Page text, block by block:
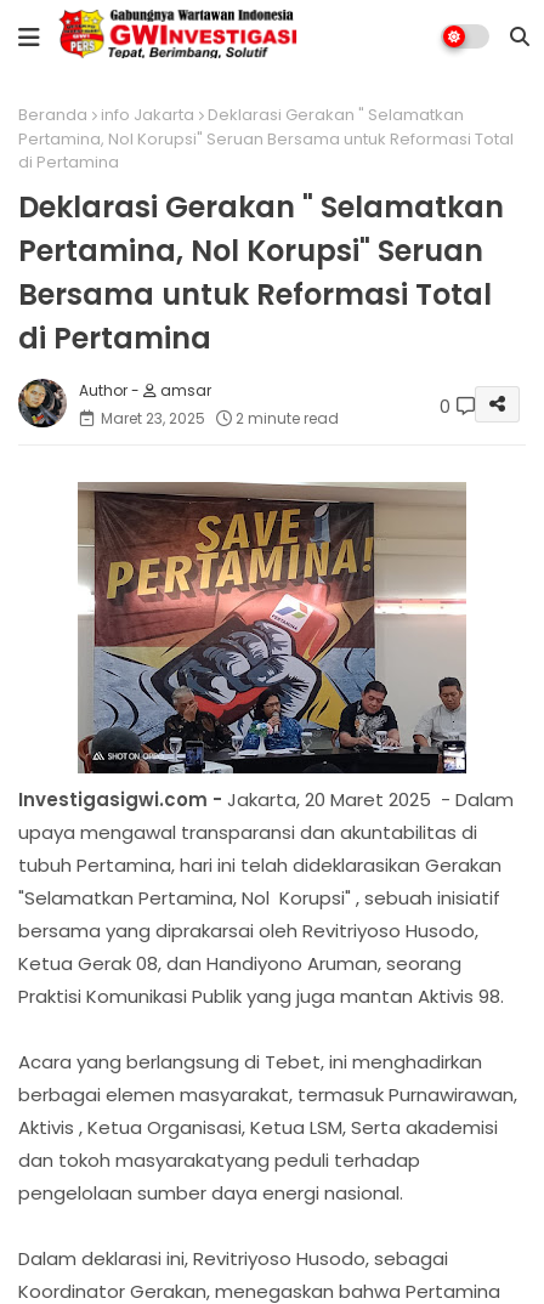
Beranda info Jakarta
Deklarasi Gerakan " Selamatkan
Pertamina, Nol Korupsi" Seruan Bersama untuk Reformasi Total
di Pertamina
Deklarasi Gerakan " Selamatkan
Pertamina, Nol Korupsi" Seruan
Bersama untuk Reformasi Total
di Pertamina
amsar
Maret 23, 2025
2 minute read 0
Investigasigwi.com - Jakarta, 20 Maret 2025 - Dalam
upaya mengawal transparansi dan akuntabilitas di
tubuh Pertamina, hari ini telah dideklarasikan Gerakan
"Selamatkan Pertamina, Nol Korupsi" , sebuah inisiatif
bersama yang diprakarsai oleh Revitriyoso Husodo,
Ketua Gerak 08, dan Handiyono Aruman, seorang
Praktisi Komunikasi Publik yang juga mantan Aktivis 98.
Acara yang berlangsung di Tebet, ini menghadirkan
berbagai elemen masyarakat, termasuk Purnawirawan,
Aktivis , Ketua Organisasi, Ketua LSM, Serta akademisi
dan tokoh masyarakatyang peduli terhadap
pengelolaan sumber daya energi nasional.
Dalam deklarasi ini, Revitriyoso Husodo, sebagai
Koordinator Gerakan, menegaskan bahwa Pertamina